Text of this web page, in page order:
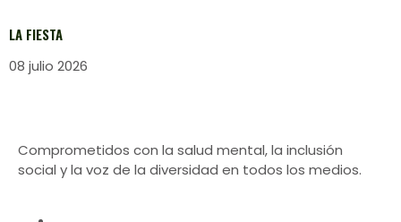
LA FIESTA
08 julio 2026
Comprometidos con la salud mental, la inclusión
social y la voz de la diversidad en todos los medios.